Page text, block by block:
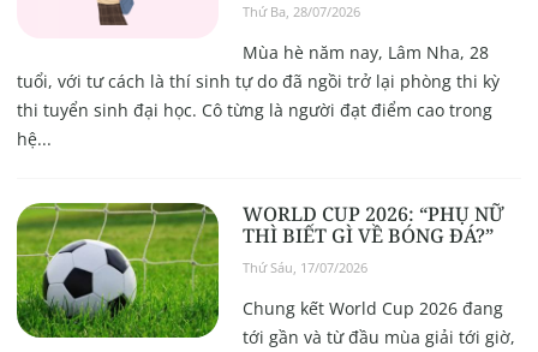
Thứ Ba, 28/07/2026
Mùa hè năm nay, Lâm Nha, 28
tuổi, với tư cách là thí sinh tự do đã ngồi trở lại phòng thi kỳ
thi tuyển sinh đại học. Cô từng là người đạt điểm cao trong
hệ...
WORLD CUP 2026: “PHỤ NỮ
THÌ BIẾT GÌ VỀ BÓNG ĐÁ?”
Thứ Sáu, 17/07/2026
Chung kết World Cup 2026 đang
tới gần và từ đầu mùa giải tới giờ,